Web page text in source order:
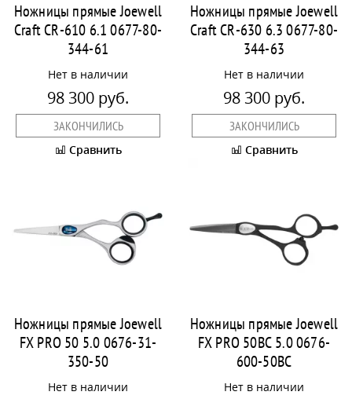
Ножницы прямые Joewell
Craft CR-610 6.1 0677-80-
344-61
Нет в наличии
98 300 руб.
ЗАКОНЧИЛИСЬ
Сравнить
Ножницы прямые Joewell
Craft CR-630 6.3 0677-80-
344-63
Нет в наличии
98 300 руб.
ЗАКОНЧИЛИСЬ
Сравнить
Ножницы прямые Joewell
FX PRO 50 5.0 0676-31-
350-50
Нет в наличии
Ножницы прямые Joewell
FX PRO 50BC 5.0 0676-
600-50BC
Нет в наличии